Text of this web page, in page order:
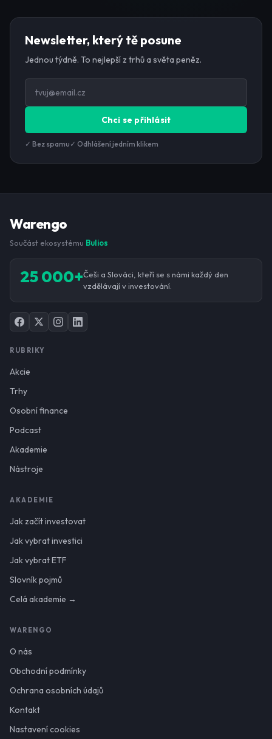
Newsletter, který tě posune
Jednou týdně. To nejlepší z trhů a světa peněz.
Chci se přihlásit
✓ Bez spamu ✓ Odhlášení jedním klikem
Warengo
Součást ekosystému Bulios
25 000+Češi a Slováci, kteří se s námi každý den
vzdělávají v investování.
RUBRIKY
Akcie
Trhy
Osobní finance
Podcast
Akademie
Nástroje
AKADEMIE
Jak začít investovat
Jak vybrat investici
Jak vybrat ETF
Slovník pojmů
Celá akademie →
WARENGO
O nás
Obchodní podmínky
Ochrana osobních údajů
Kontakt
Nastavení cookies